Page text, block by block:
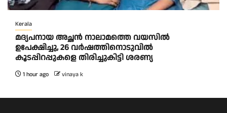
Kerala
മദ്യപനായ അച്ഛൻ നാലാമത്തെ വയസിൽ
ഉപേക്ഷിച്ചു, 26 വർഷത്തിനൊടുവിൽ
കൂടപ്പിറപ്പുകളെ തിരിച്ചുകിട്ടി ശരണ്യ
1 hour ago vinaya k